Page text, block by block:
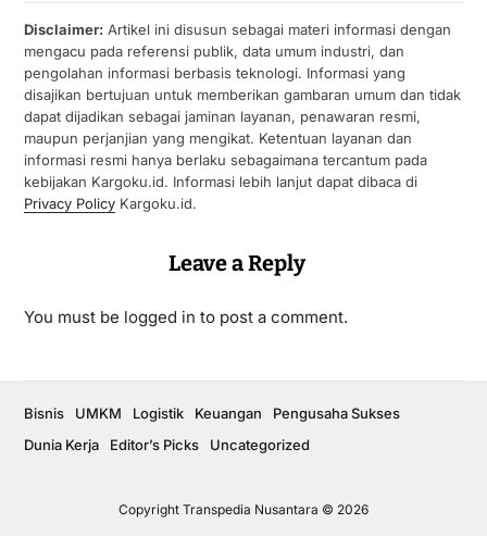
Disclaimer:Artikel ini disusun sebagai materi informasi dengan
mengacu pada referensi publik, data umum industri, dan
pengolahan informasi berbasis teknologi. Informasi yang
disajikan bertujuan untuk memberikan gambaran umum dan tidak
dapat dijadikan sebagai jaminan layanan, penawaran resmi,
maupun perjanjian yang mengikat. Ketentuan layanan dan
informasi resmi hanya berlaku sebagaimana tercantum pada
kebijakan Kargoku.id. Informasi lebih lanjut dapat dibaca di
Privacy PolicyKargoku.id.
Leave a Reply
You must be logged in to post a comment.
Copyright Transpedia Nusantara © 2026
Bisnis UMKM Logistik Keuangan
Pengusaha Sukses
Dunia Kerja
Editor’s Picks Uncategorized